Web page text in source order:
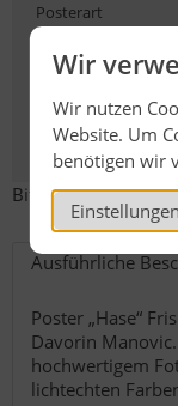
Wir
Wir nutzen
Website. Um
benötigen wir
Einstellungen
Posterart
Größe
Bitte wählen Sie
Ausführliche
Poster „Hase“
Davorin
hochwertigem
lichtechten